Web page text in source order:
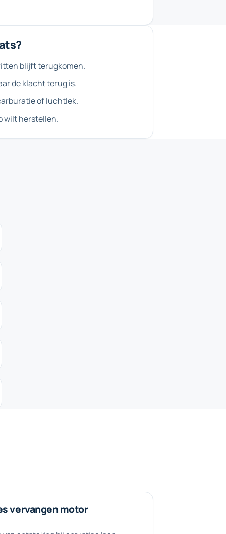
blijft terugkomen.
de klacht terug is.
of luchtlek.
wilt herstellen.
vervangen motor